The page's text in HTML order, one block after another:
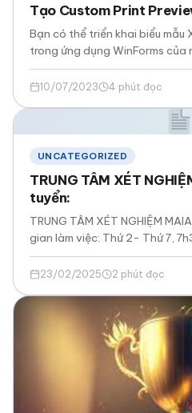
Tạo Custom Print
Bạn có thể triển khai biểu mẫu
trong ứng dụng WinForms của
bày cách…
10/07/2023 4 phút đọc
UNCATEGORIZED
TRUNG TÂM XÉT
tuyển:
TRUNG TÂM XÉT NGHIỆM
gian làm việc: Thứ 2- Thứ 7,
điểm làm việc: 556 Điện…
23/02/2025 2 phút đọc